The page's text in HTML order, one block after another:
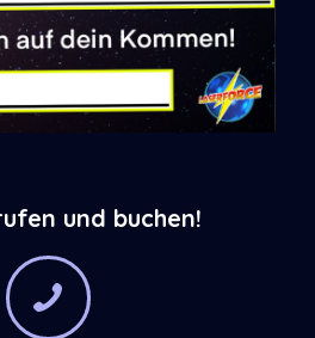
und buchen!